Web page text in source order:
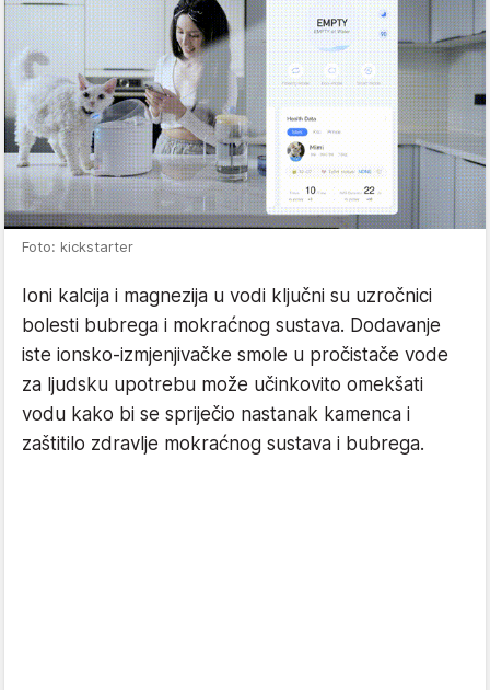
Foto: kickstarter
Ioni kalcija i magnezija u vodi ključni su uzročnici
bolesti bubrega i mokraćnog sustava. Dodavanje
iste ionsko-izmjenjivačke smole u pročistače vode
za ljudsku upotrebu može učinkovito omekšati
vodu kako bi se spriječio nastanak kamenca i
zaštitilo zdravlje mokraćnog sustava i bubrega.